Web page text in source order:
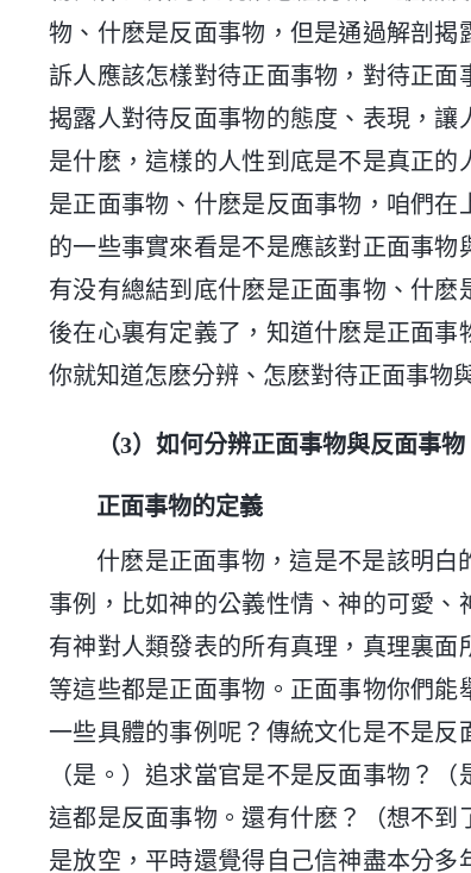
物、什麽是反面事物，但是通過解剖
訴人應該怎樣對待正面事物，對待正
揭露人對待反面事物的態度、表現，
是什麽，這樣的人性到底是不是真正
是正面事物、什麽是反面事物，咱們
的一些事實來看是不是應該對正面事
有没有總結到底什麽是正面事物、什
後在心裏有定義了，知道什麽是正面
你就知道怎麽分辨、怎麽對待正面事物
（3）如何分辨正面事物與反面事物
正面事物的定義
什麽是正面事物，這是不是該明
事例，比如神的公義性情、神的可愛
有神對人類發表的所有真理，真理裏
等這些都是正面事物。正面事物你們
一些具體的事例呢？傳統文化是不是反
（是。）追求當官是不是反面事物？
這都是反面事物。還有什麽？（想不
是放空，平時還覺得自己信神盡本分